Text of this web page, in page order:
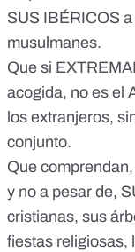
SUS IBÉRICOS
musulmanes.
Que si
acogida, no es el
los extranjeros,
conjunto.
Que
y no a pesar de,
cristianas, sus
fiestas religiosas,